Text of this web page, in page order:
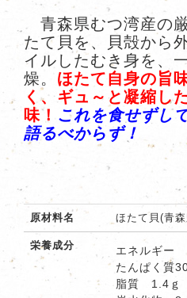
青森県むつ湾産の
たて貝を、貝殻から
イルしたむき身を、
燥。 ほたて自身の旨
く、ギュ～と凝縮し
味！ これを食せずし
語るべからず！
原材料名 ほたて貝(青
栄養成分
エネルギー
たんぱく質
脂質 1.4ｇ